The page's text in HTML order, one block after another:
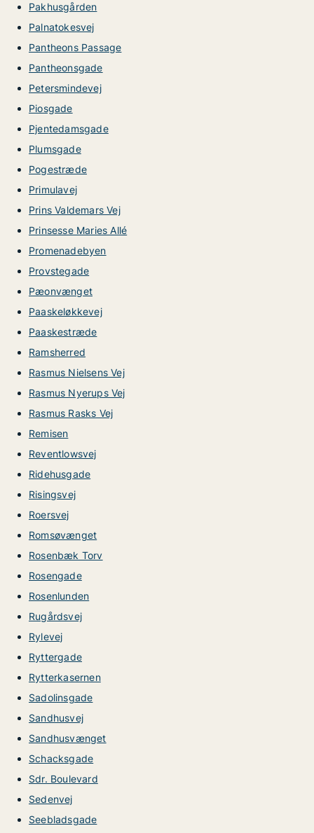
Pakhusgården
Palnatokesvej
Pantheons Passage
Pantheonsgade
Petersmindevej
Piosgade
Pjentedamsgade
Plumsgade
Pogestræde
Primulavej
Prins Valdemars Vej
Prinsesse Maries Allé
Promenadebyen
Provstegade
Pæonvænget
Paaskeløkkevej
Paaskestræde
Ramsherred
Rasmus Nielsens Vej
Rasmus Nyerups Vej
Rasmus Rasks Vej
Remisen
Reventlowsvej
Ridehusgade
Risingsvej
Roersvej
Romsøvænget
Rosenbæk Torv
Rosengade
Rosenlunden
Rugårdsvej
Rylevej
Ryttergade
Rytterkasernen
Sadolinsgade
Sandhusvej
Sandhusvænget
Schacksgade
Sdr. Boulevard
Sedenvej
Seebladsgade